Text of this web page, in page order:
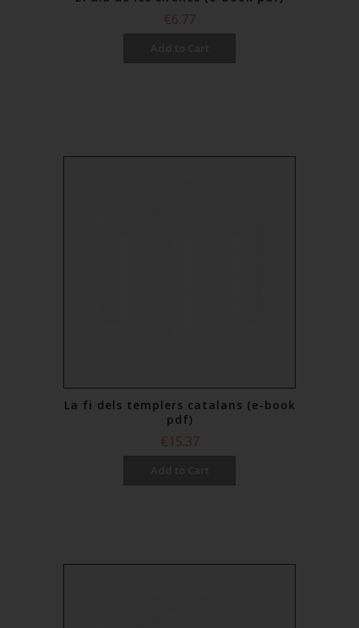
€6.77
La fi dels templers catalans (e-book
pdf)
€15.37